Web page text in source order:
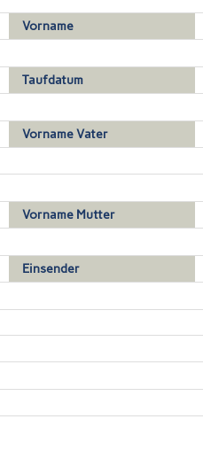
Vorname
Taufdatum
Vorname Vater
Vorname Mutter
Einsender